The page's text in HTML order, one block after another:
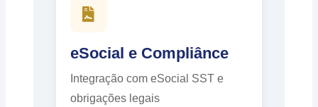
eSocial e Compliânce
Integração com eSocial SST e
obrigações legais